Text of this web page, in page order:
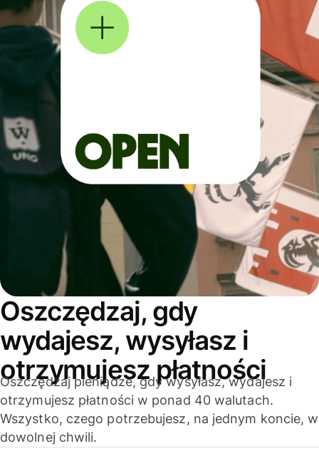
Oszczędzaj, gdy
wydajesz, wysyłasz i
otrzymujesz płatności
Oszczędzaj pieniądze, gdy wysyłasz, wydajesz i
otrzymujesz płatności w ponad 40 walutach.
Wszystko, czego potrzebujesz, na jednym koncie, w
dowolnej chwili.